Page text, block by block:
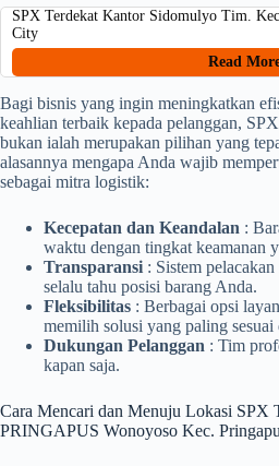
SPX Terdekat Kantor Sidomulyo Tim.
City
Read
Bagi bisnis yang ingin meningkatkan
keahlian terbaik kepada pelanggan,
bukan ialah merupakan pilihan yang
alasannya mengapa Anda wajib
sebagai mitra logistik:
Kecepatan dan Keandalan :
waktu dengan tingkat keamanan
Transparansi : Sistem
selalu tahu posisi barang Anda.
Fleksibilitas : Berbagai opsi
memilih solusi yang paling sesuai
Dukungan Pelanggan : Tim
kapan saja.
Cara Mencari dan Menuju Lokasi SPX
PRINGAPUS Wonoyoso Kec.